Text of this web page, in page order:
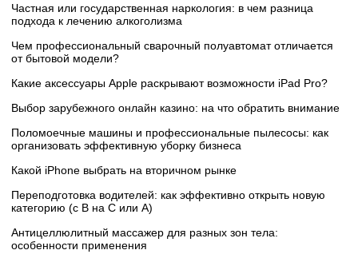
Частная или государственная наркология: в чем разница
подхода к лечению алкоголизма
Чем профессиональный сварочный полуавтомат отличается
от бытовой модели?
Какие аксессуары Apple раскрывают возможности iPad Pro?
Выбор зарубежного онлайн казино: на что обратить внимание
Поломоечные машины и профессиональные пылесосы: как
организовать эффективную уборку бизнеса
Какой iPhone выбрать на вторичном рынке
Переподготовка водителей: как эффективно открыть новую
категорию (с B на C или А)
Антицеллюлитный массажер для разных зон тела:
особенности применения